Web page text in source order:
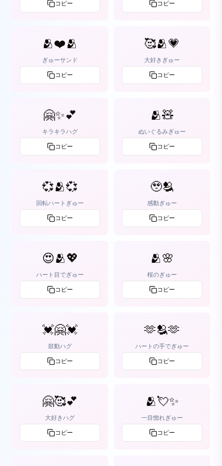
コピー コピー
🫂❤️🫂
ぎゅーサンド
コピー
🥰🫂💗
大好きぎゅー
コピー
🤗✨💕
キラキラハグ
コピー
🫂🧸
ぬいぐるみぎゅー
コピー
💞🫂💞
回転ハートぎゅー
コピー
🥹🫂
感動ぎゅー
コピー
😍🫂💖
ハート目でぎゅー
コピー
🫂🌸
桜のぎゅー
コピー
💓🤗💓
鼓動ハグ
コピー
🫶🫂🫶
ハートの手でぎゅー
コピー
🤗🥰💕
大好きハグ
コピー
🫂💘✨
一目惚れぎゅー
コピー